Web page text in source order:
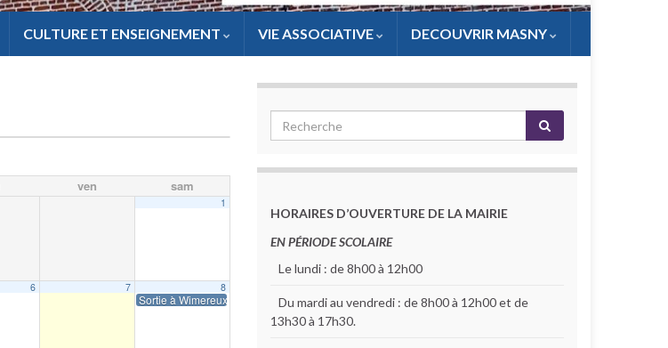
CULTURE ET ENSEIGNEMENT VIE ASSOCIATIVE DECOUVRIR MASNY
ven sam
1
6 7 8
Sortie à Wimereux
HORAIRES D’OUVERTURE DE LA MAIRIE
EN PÉRIODE SCOLAIRE
Le lundi : de 8h00 à 12h00
Du mardi au vendredi : de 8h00 à 12h00 et de
13h30 à 17h30.